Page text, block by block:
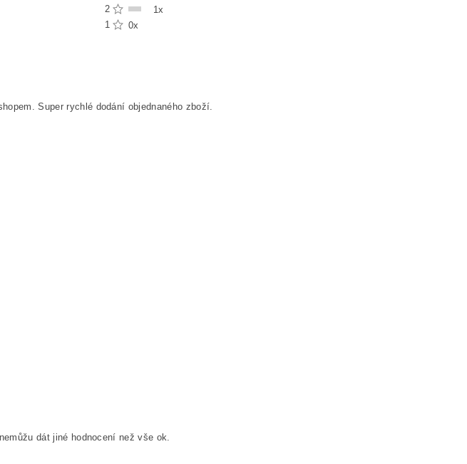
2
1x
1
0x
Super rychlé dodání objednaného zboží.
dát jiné hodnocení než vše ok.